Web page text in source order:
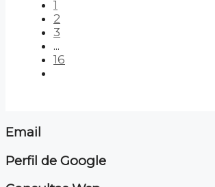
1
2
3
...
16
Email
Perfil de Google